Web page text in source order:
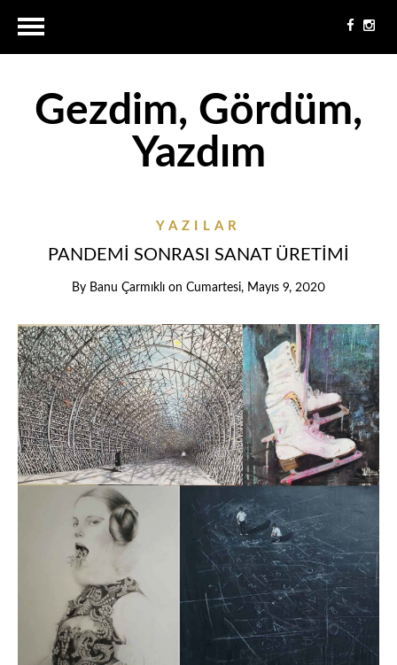
Gezdim, Gördüm,
Yazdım
YAZILAR
PANDEMİ SONRASI SANAT ÜRETİMİ
By Banu Çarmıklı on Cumartesi, Mayıs 9, 2020